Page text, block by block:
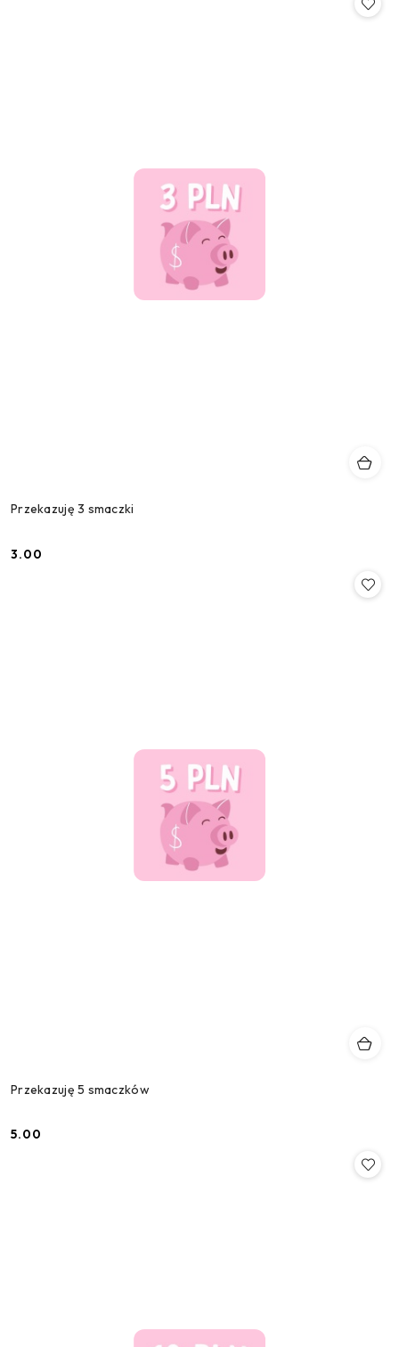
Przekazuję 3 smaczki
Cena:
3.00
Przekazuję 5 smaczków
Cena:
5.00